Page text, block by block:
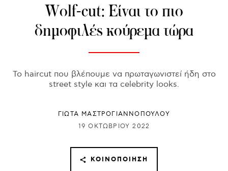
Wolf-cut: Είναι το πιο
δημοφιλές κούρεμα τώρα
Το haircut που βλέπουμε να πρωταγωνιστεί ήδη στο
street style και τα celebrity looks.
ΓΙΩΤΑ ΜΑΣΤΡΟΓΙΑΝΝΟΠΟΥΛΟΥ
19 ΟΚΤΩΒΡΊΟΥ 2022
ΚΟΙΝΟΠΟΊΗΣΗ